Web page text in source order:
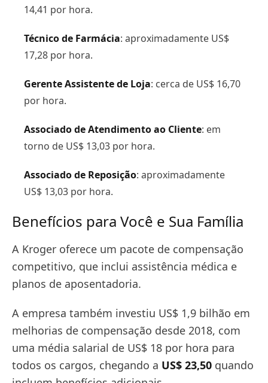
14,41 por hora.
Técnico de Farmácia: aproximadamente US$
17,28 por hora.
Gerente Assistente de Loja: cerca de US$ 16,70
por hora.
Associado de Atendimento ao Cliente: em
torno de US$ 13,03 por hora.
Associado de Reposição: aproximadamente
US$ 13,03 por hora.
Benefícios para Você e Sua Família
A Kroger oferece um pacote de compensação
competitivo, que inclui assistência médica e
planos de aposentadoria.
A empresa também investiu US$ 1,9 bilhão em
melhorias de compensação desde 2018, com
uma média salarial de US$ 18 por hora para
todos os cargos, chegando a US$ 23,50 quando